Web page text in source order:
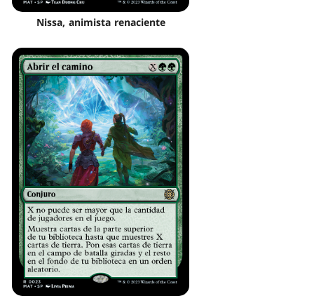
Nissa, animista renaciente